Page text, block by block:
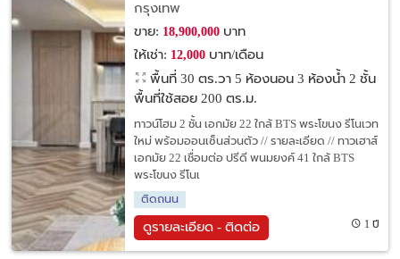
กรุงเทพ
ขาย: 18,900,000บาท
ให้เช่า: 12,000บาท/เดือน
พื้นที่ 30 ตร.วา 5 ห้องนอน 3 ห้องน้ำ 2 ชั้น
พื้นที่ใช้สอย 200 ตร.ม.
ทาวน์โฮม 2 ชั้น เอกมัย 22 ใกล้ BTS พระโขนง รีโนเวท
ใหม่ พร้อมออนเซ็นส่วนตัว // รายละเอียด // ทาวเฮาส์
เอกมัย 22 เชื่อมต่อ ปรีดี พนมยงค์ 41 ใกล้ BTS
พระโขนง รีโนเ
ติดถนน
ดูรายละเอียด - ติดต่อ 1 ปี